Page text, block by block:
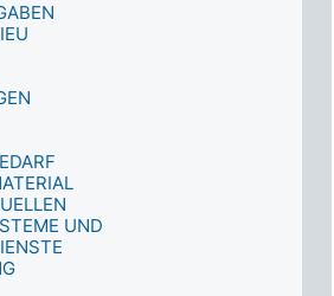
UND